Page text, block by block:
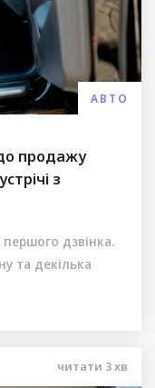
АВТО
продажу
з
дзвінка.
та декілька
читати 3хв